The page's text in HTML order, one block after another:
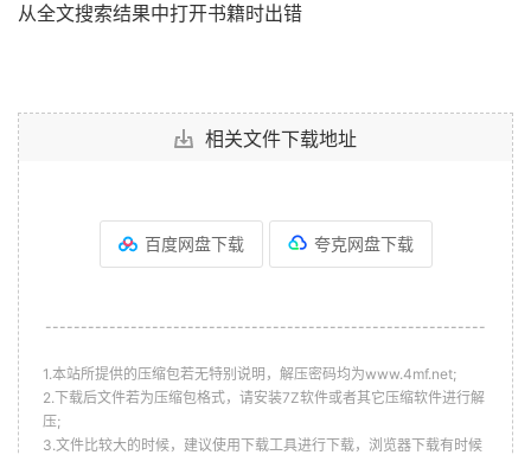
从全文搜索结果中打开书籍时出错
相关文件下载地址
百度网盘下载 夸克网盘下载
--------------------------------------------------------------
1.本站所提供的压缩包若无特别说明，解压密码均为www.4mf.net;
2.下载后文件若为压缩包格式，请安装7Z软件或者其它压缩软件进行解
压;
3.文件比较大的时候，建议使用下载工具进行下载，浏览器下载有时候